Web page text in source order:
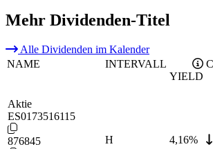
Mehr Dividenden-Titel
Alle Dividenden im Kalender
NAME
INTERVALL
YIELD
Aktie
ES0173516115
876845 H 4,16%